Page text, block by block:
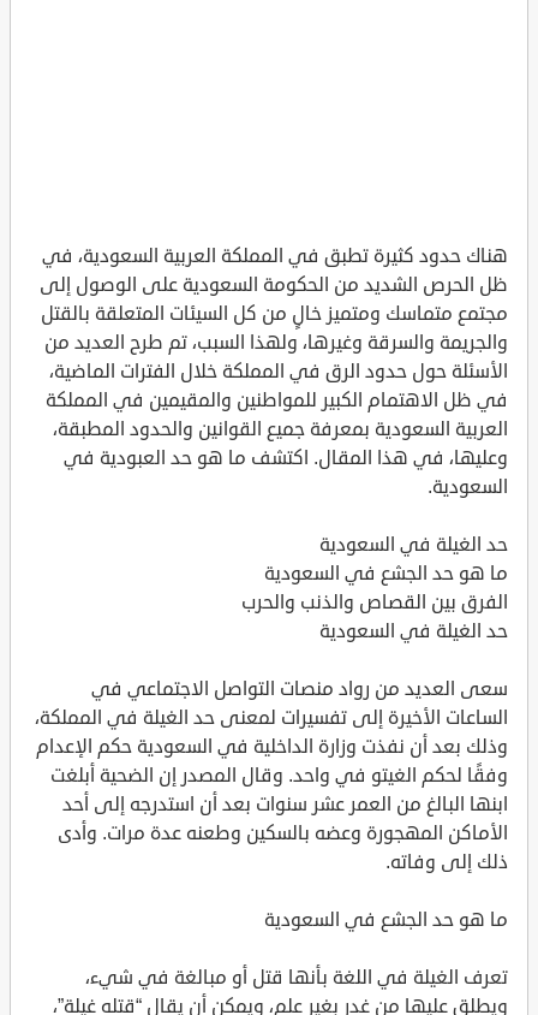
هناك حدود كثيرة تطبق في المملكة العربية السعودية، في
ظل الحرص الشديد من الحكومة السعودية على الوصول إلى
مجتمع متماسك ومتميز خالٍ من كل السيئات المتعلقة بالقتل
والجريمة والسرقة وغيرها، ولهذا السبب، تم طرح العديد من
الأسئلة حول حدود الرق في المملكة خلال الفترات الماضية،
في ظل الاهتمام الكبير للمواطنين والمقيمين في المملكة
العربية السعودية بمعرفة جميع القوانين والحدود المطبقة،
وعليها، في هذا المقال. اكتشف ما هو حد العبودية في
السعودية.
حد الغيلة في السعودية
ما هو حد الجشع في السعودية
الفرق بين القصاص والذنب والحرب
حد الغيلة في السعودية
سعى العديد من رواد منصات التواصل الاجتماعي في
الساعات الأخيرة إلى تفسيرات لمعنى حد الغيلة في المملكة،
وذلك بعد أن نفذت وزارة الداخلية في السعودية حكم الإعدام
وفقًا لحكم الغيتو في واحد. وقال المصدر إن الضحية أبلغت
ابنها البالغ من العمر عشر سنوات بعد أن استدرجه إلى أحد
الأماكن المهجورة وعضه بالسكين وطعنه عدة مرات. وأدى
ذلك إلى وفاته.
ما هو حد الجشع في السعودية
تعرف الغيلة في اللغة بأنها قتل أو مبالغة في شيء،
ويطلق عليها من غدر بغير علم، ويمكن أن يقال “قتله غيلة”،